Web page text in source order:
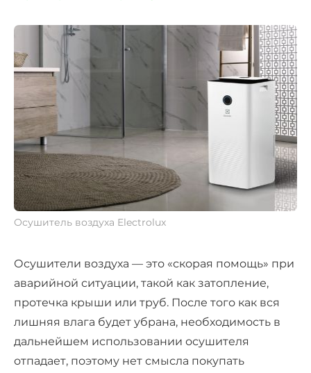
Осушитель воздуха Electrolux
Осушители воздуха — это «скорая помощь» при
аварийной ситуации, такой как затопление,
протечка крыши или труб. После того как вся
лишняя влага будет убрана, необходимость в
дальнейшем использовании осушителя
отпадает, поэтому нет смысла покупать